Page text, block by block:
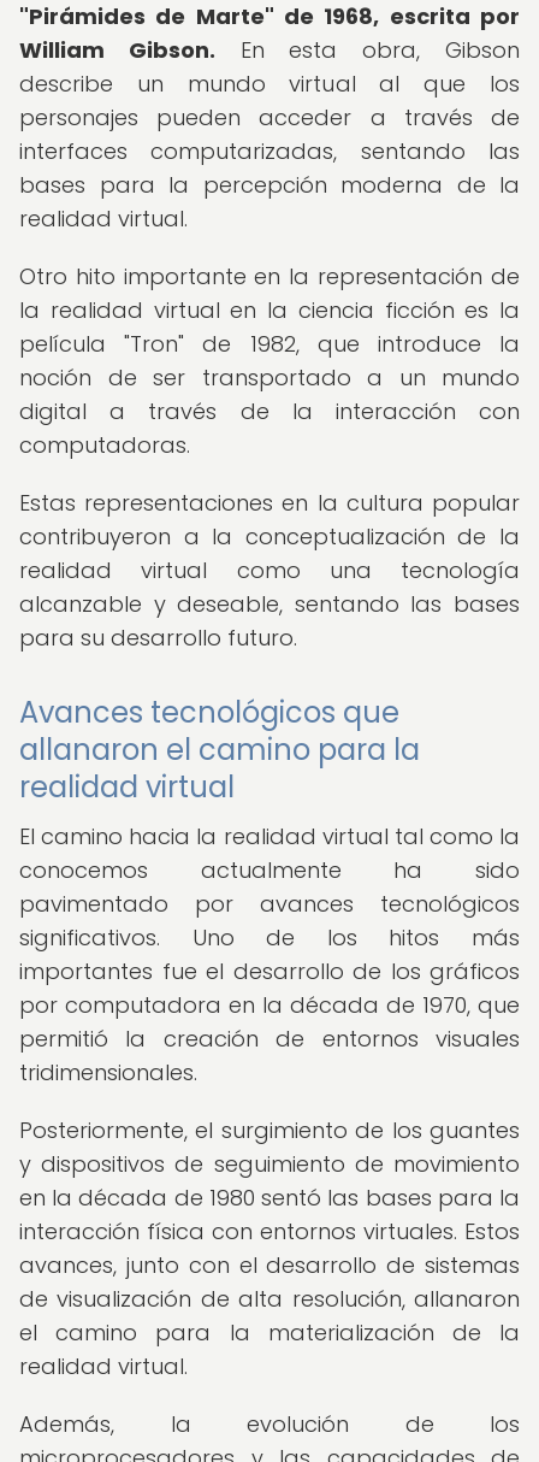
"Pirámides de Marte" de 1968, escrita por
William Gibson. En esta obra, Gibson
describe un mundo virtual al que los
personajes pueden acceder a través de
interfaces computarizadas, sentando las
bases para la percepción moderna de la
realidad virtual.
Otro hito importante en la representación de
la realidad virtual en la ciencia ficción es la
película "Tron" de 1982, que introduce la
noción de ser transportado a un mundo
digital a través de la interacción con
computadoras.
Estas representaciones en la cultura popular
contribuyeron a la conceptualización de la
realidad virtual como una tecnología
alcanzable y deseable, sentando las bases
para su desarrollo futuro.
Avances tecnológicos que
allanaron el camino para la
realidad virtual
El camino hacia la realidad virtual tal como la
conocemos actualmente ha sido
pavimentado por avances tecnológicos
significativos. Uno de los hitos más
importantes fue el desarrollo de los gráficos
por computadora en la década de 1970, que
permitió la creación de entornos visuales
tridimensionales.
Posteriormente, el surgimiento de los guantes
y dispositivos de seguimiento de movimiento
en la década de 1980 sentó las bases para la
interacción física con entornos virtuales. Estos
avances, junto con el desarrollo de sistemas
de visualización de alta resolución, allanaron
el camino para la materialización de la
realidad virtual.
Además, la evolución de los